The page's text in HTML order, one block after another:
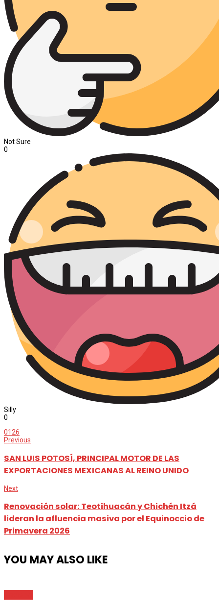
Not Sure
0
Silly
0
0126
Previous
SAN LUIS POTOSÍ, PRINCIPAL MOTOR DE LAS
EXPORTACIONES MEXICANAS AL REINO UNIDO
Next
Renovación solar: Teotihuacán y Chichén Itzá
lideran la afluencia masiva por el Equinoccio de
Primavera 2026
YOU MAY ALSO LIKE